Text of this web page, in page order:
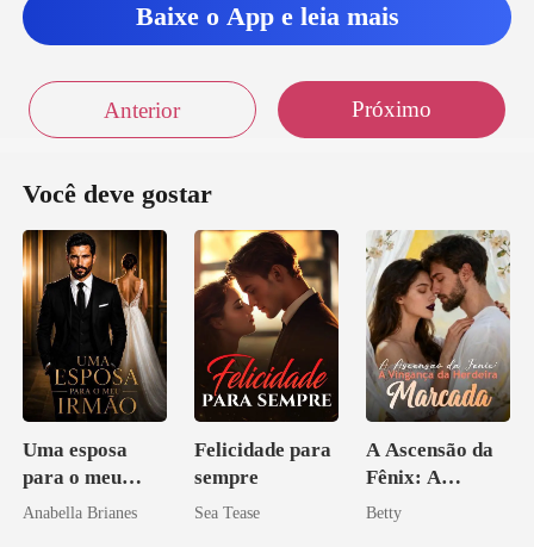
Baixe o App e leia mais
Anterior Próximo
Você deve gostar
Uma esposa
para o meu
irmão
Anabella Brianes
Felicidade para
sempre
Sea Tease
A Ascensão da
Fênix: A
Vingança da
Betty